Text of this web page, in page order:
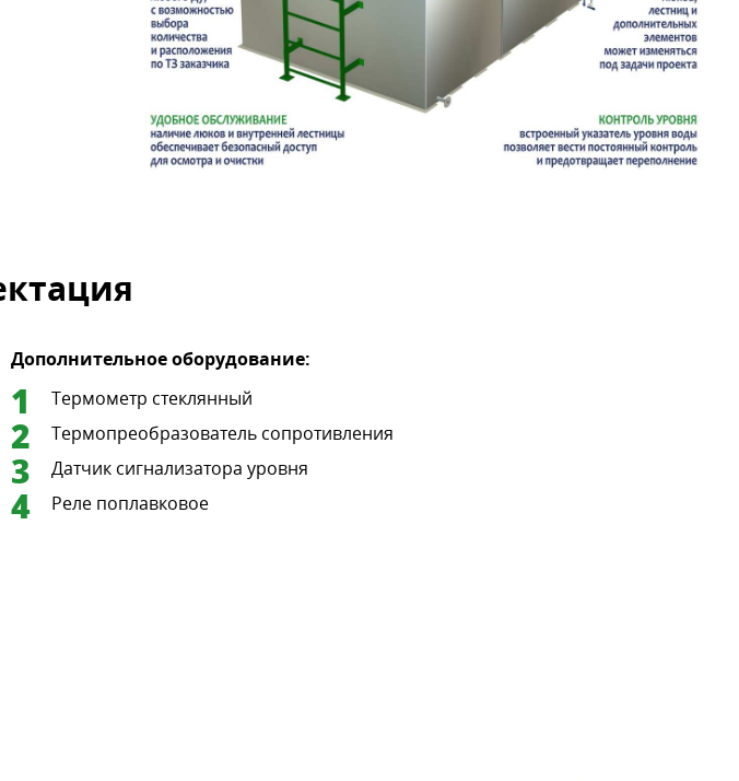
Дополнительное оборудование:
Термометр стеклянный
Термопреобразователь сопротивления
Датчик сигнализатора уровня
Реле поплавковое